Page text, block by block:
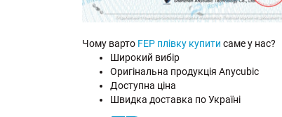
Чому варто FEP плівку купити саме у нас?
Широкий вибір
Оригінальна продукція Anycubic
Доступна ціна
Швидка доставка по Україні